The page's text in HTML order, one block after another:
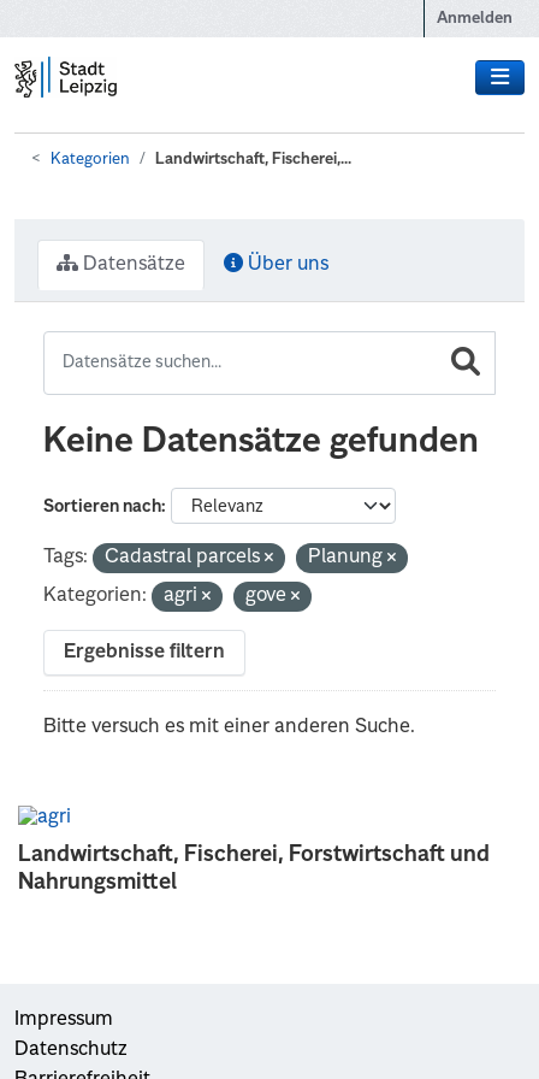
Anmelden
Kategorien Landwirtschaft, Fischerei,...
Landwirtschaft, Fischerei, Forstwirtschaft und
Nahrungsmittel
Datensätze Über uns
Keine Datensätze gefunden
Sortieren nach
Tags: Cadastral parcels
Planung
Kategorien:
agri gove
Ergebnisse filtern
Bitte versuch es mit einer anderen Suche.
Impressum
Datenschutz